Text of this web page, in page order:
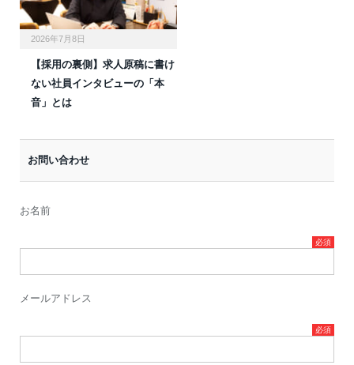
2026年7月8日
【採用の裏側】求人原稿に書け
ない社員インタビューの「本
音」とは
お問い合わせ
お名前
メールアドレス